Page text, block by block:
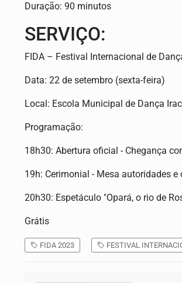
Duração: 90 minutos
SERVIÇO:
FIDA – Festival Internacional de
Data: 22 de setembro (sexta-feira)
Local: Escola Municipal de Dança
Programação:
18h30: Abertura oficial - Chegança
19h: Cerimonial - Mesa autoridades
20h30: Espetáculo "Opará, o rio de
Grátis
FIDA 2023 FESTIVAL